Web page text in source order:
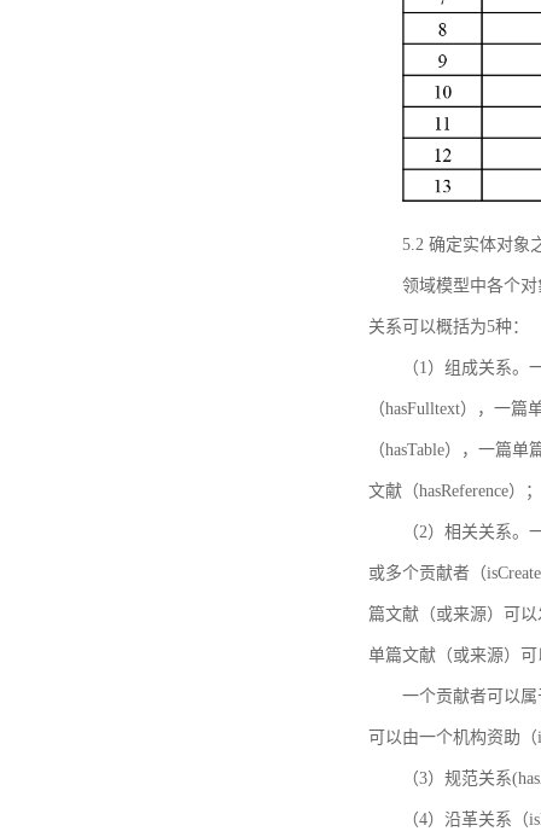
5.2 确定实体对象
领域模型中各个
关系可以概括为5种：
（1）组成关系
（hasFulltext），一
（hasTable），一篇
文献（hasReference）；
（2）相关关系
或多个贡献者（
篇文献（或来源）可
单篇文献（或来源）可
一个贡献者可以
可以由一个机构资助（
（3）规范关系
（4）沿革关系